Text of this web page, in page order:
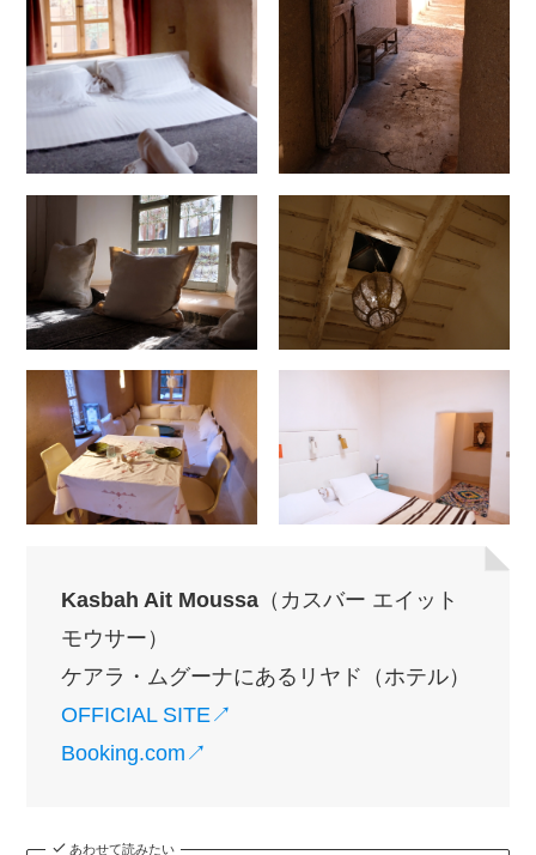
Kasbah Ait Moussa （カスバー エイット
モウサー）
ケアラ・ムグーナにあるリヤド（ホテル）
OFFICIAL SITE↗︎
Booking.com↗︎
あわせて読みたい